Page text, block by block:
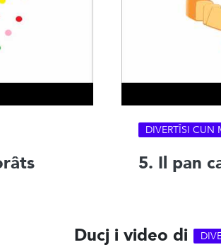
DIVERTÎSI CUN
5. Il pan
Ducj i video di